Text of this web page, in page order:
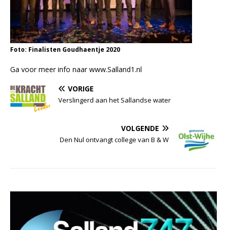
Foto: Finalisten Goudhaentje 2020
Ga voor meer info naar www.Salland1.nl
VORIGE
Verslingerd aan het Sallandse water
VOLGENDE
Den Nul ontvangt college van B & W